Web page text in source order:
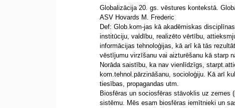
Globalizācija 20. gs. vēstures kontekstā.
ASV Hovards M. Frederic
Def: Glob.kom-jas kā akadēmiskas
institūciju, valdību, realizēto vērtību,
informācijas tehnoloģijas, kā arī kā tās
vēstījumu virzīšanu vai aizturēšanu kā starp
Norāda saistību, ka nav vienlīdzīgs,
kom.tehnol.pārzināšanu, socioloģiju. Kā arī
tiesības, propagandas utm.
Biosfēras un sociosfēras stāvoklis uz
sistēmu. Mēs esam biosfēras iemītnieki un